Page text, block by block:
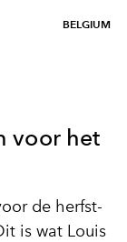
BELGIUM
voor het
de herfst-
is wat Louis